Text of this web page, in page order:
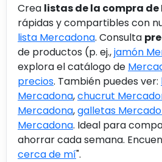
Crea listas de la compra
rápidas y compartibles con
lista Mercadona. Consulta
de productos (p. ej.,jamón
explora el catálogo de
precios. También puedes ver:
Mercadona,chucrut
Mercadona,galletas
Mercadona. Ideal para
ahorrar cada semana.
cerca de mí".